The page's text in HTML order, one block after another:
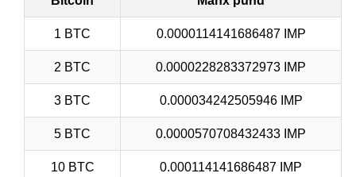
1 BTC 0.0000114141686487 IMP
2 BTC 0.0000228283372973 IMP
3 BTC 0.000034242505946 IMP
5 BTC 0.0000570708432433 IMP
10 BTC 0.000114141686487 IMP